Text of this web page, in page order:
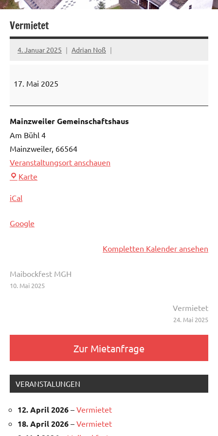
Vermietet
4. Januar 2025 Adrian Noß
17. Mai 2025
Mainzweiler Gemeinschaftshaus
Am Bühl 4
Mainzweiler, 66564
Veranstaltungsort anschauen
Karte
iCal
Google
Kompletten Kalender ansehen
Beitragsnavigation
Maibockfest MGH
10. Mai 2025
Vermietet
24. Mai 2025
Zur Mietanfrage
VERANSTALUNGEN
12. April 2026 – Vermietet
18. April 2026 – Vermietet